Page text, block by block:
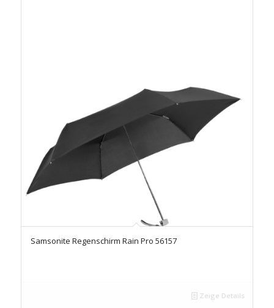
Samsonite Regenschirm Rain Pro 56157
Zeige Details